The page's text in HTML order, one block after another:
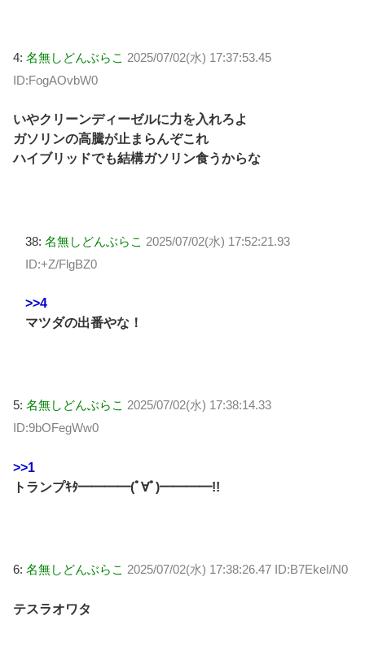
4: 名無しどんぶらこ 2025/07/02(水) 17:37:53.45
ID:FogAOvbW0
いやクリーンディーゼルに力を入れろよ
ガソリンの高騰が止まらんぞこれ
ハイブリッドでも結構ガソリン食うからな
38: 名無しどんぶらこ 2025/07/02(水) 17:52:21.93
ID:+Z/FlgBZ0
>>4
マツダの出番やな！
5: 名無しどんぶらこ 2025/07/02(水) 17:38:14.33
ID:9bOFegWw0
>>1
トランプｷﾀ━━━━(ﾟ∀ﾟ)━━━━!!
6: 名無しどんぶらこ 2025/07/02(水) 17:38:26.47 ID:B7EkeI/N0
テスラオワタ